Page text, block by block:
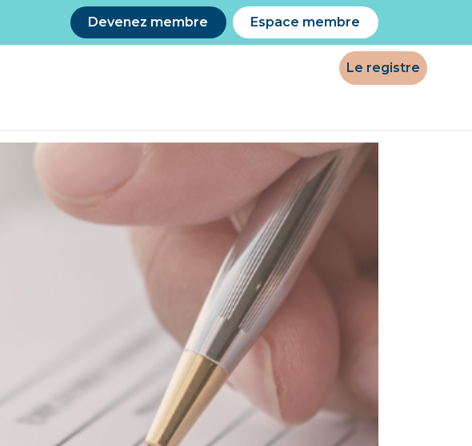
Devenez membre Espace membre
Le registre